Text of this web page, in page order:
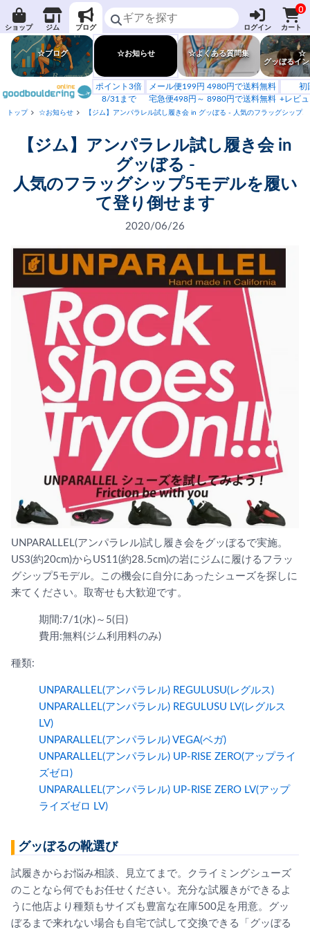
ショップ ジム ブログ ログイン
0
カート
☆ブログ ☆お知らせ ☆よくある質問集
☆
グッぼるイ
ポイント3倍
8/31まで
メール便199円 4980円で送料無料
宅急便498円～ 8980円で送料無料
初
+レビ
トップ ☆お知らせ 【ジム】アンパラレル試し履き会 in グッぼる - 人気のフラッグシップ5
【ジム】アンパラレル試し履き会 in
グッぼる -
人気のフラッグシップ5モデルを履い
て登り倒せます
2020/06/26
UNPARALLEL(アンパラレル)試し履き会をグッぼるで実施。
US3(約20cm)からUS11(約28.5cm)の岩にジムに履けるフラッ
グシップ5モデル。この機会に自分にあったシューズを探しに
来てください。取寄せも大歓迎です。
期間:7/1(水)～5(日)
費用:無料(ジム利用料のみ)
種類:
UNPARALLEL(アンパラレル) REGULUSU(レグルス)
UNPARALLEL(アンパラレル) REGULUSU LV(レグルス
LV)
UNPARALLEL(アンパラレル) VEGA(ベガ)
UNPARALLEL(アンパラレル) UP-RISE ZERO(アップライ
ズゼロ)
UNPARALLEL(アンパラレル) UP-RISE ZERO LV(アップ
ライズゼロ LV)
グッぼるの靴選び
試履きからお悩み相談、見立てまで。クライミングシューズ
のことなら何でもお任せください。充分な試履きができるよ
うに他店より種類もサイズも豊富な在庫500足を用意。グッ
ぼるまで来れない場合も自宅で試して交換できる「グッぼる